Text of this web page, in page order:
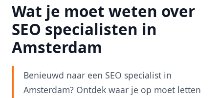
Wat je moet weten over
SEO specialisten in
Amsterdam
Benieuwd naar een SEO specialist in
Amsterdam? Ontdek waar je op moet letten